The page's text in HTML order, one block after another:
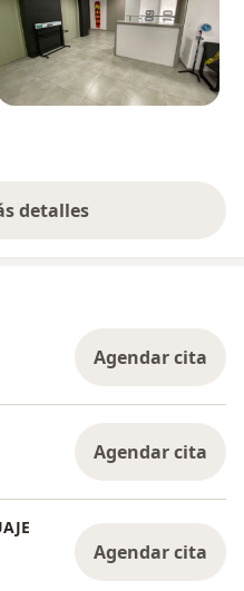
detalles
la experiencia
Agendar cita
Agendar cita
Agendar cita